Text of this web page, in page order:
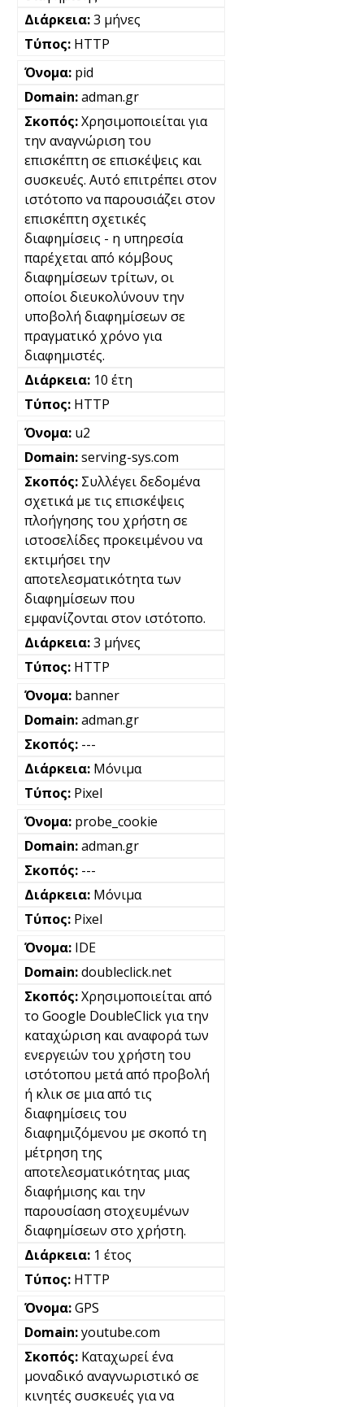
3 μήνες
HTTP
pid
adman.gr
Χρησιμοποιείται για
την αναγνώριση του
επισκέπτη σε επισκέψεις και
συσκευές. Αυτό επιτρέπει στον
ιστότοπο να παρουσιάζει στον
επισκέπτη σχετικές
διαφημίσεις - η υπηρεσία
παρέχεται από κόμβους
διαφημίσεων τρίτων, οι
οποίοι διευκολύνουν την
υποβολή διαφημίσεων σε
πραγματικό χρόνο για
διαφημιστές.
10 έτη
HTTP
u2
serving-sys.com
Συλλέγει δεδομένα
σχετικά με τις επισκέψεις
πλοήγησης του χρήστη σε
ιστοσελίδες προκειμένου να
εκτιμήσει την
αποτελεσματικότητα των
διαφημίσεων που
εμφανίζονται στον ιστότοπο.
3 μήνες
HTTP
banner
adman.gr
---
Μόνιμα
Pixel
probe_cookie
adman.gr
---
Μόνιμα
Pixel
IDE
doubleclick.net
Χρησιμοποιείται από
το Google DoubleClick για την
καταχώριση και αναφορά των
ενεργειών του χρήστη του
ιστότοπου μετά από προβολή
ή κλικ σε μια από τις
διαφημίσεις του
διαφημιζόμενου με σκοπό τη
μέτρηση της
αποτελεσματικότητας μιας
διαφήμισης και την
παρουσίαση στοχευμένων
διαφημίσεων στο χρήστη.
1 έτος
HTTP
GPS
youtube.com
Καταχωρεί ένα
μοναδικό αναγνωριστικό σε
κινητές συσκευές για να